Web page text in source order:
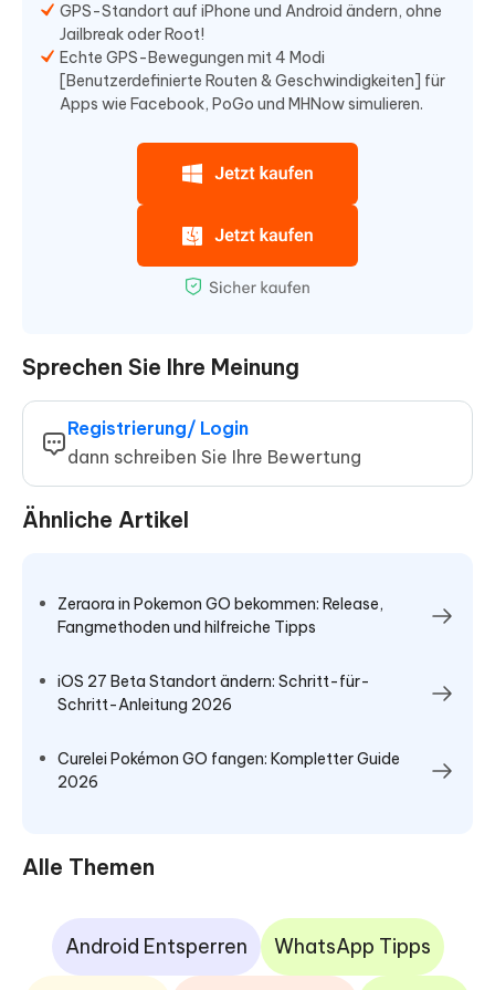
GPS-Standort auf iPhone und Android ändern, ohne
Jailbreak oder Root!
Echte GPS-Bewegungen mit 4 Modi
[Benutzerdefinierte Routen & Geschwindigkeiten] für
Apps wie Facebook, PoGo und MHNow simulieren.
Sprechen Sie Ihre Meinung
Registrierung/ Login
dann schreiben Sie Ihre Bewertung
Ähnliche Artikel
Zeraora in Pokemon GO bekommen: Release,
Fangmethoden und hilfreiche Tipps
iOS 27 Beta Standort ändern: Schritt-für-
Schritt-Anleitung 2026
Curelei Pokémon GO fangen: Kompletter Guide
2026
Alle Themen
Android Entsperren WhatsApp Tipps